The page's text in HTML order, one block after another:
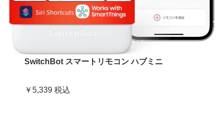
SwitchBot スマートリモコン ハブミニ
￥5,339 税込